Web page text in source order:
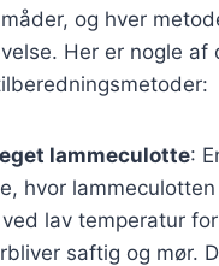
og hver
Her er nogle af
lammeculotte:
hvor
lav temperatur
saftig og mør.